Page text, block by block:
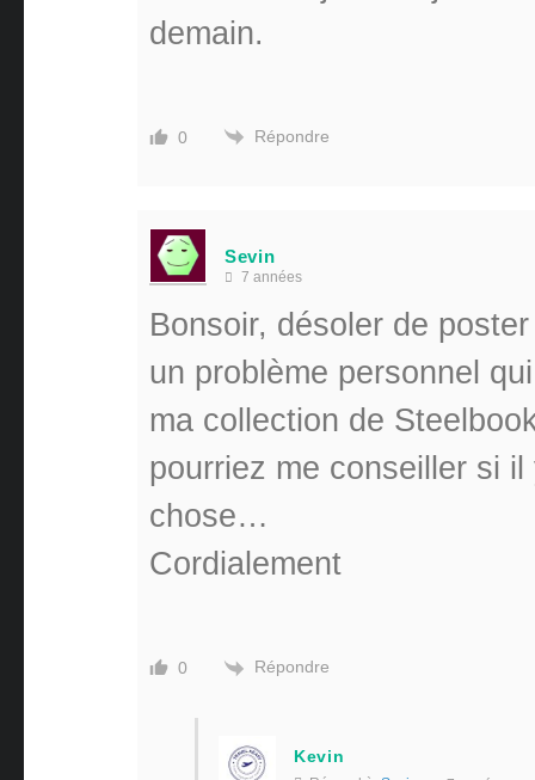
demain.
0 Répondre
Sevin
7 années
Bonsoir, désoler de
un problème personnel
ma collection de
pourriez me conseiller si
chose…
Cordialement
0 Répondre
Kevin